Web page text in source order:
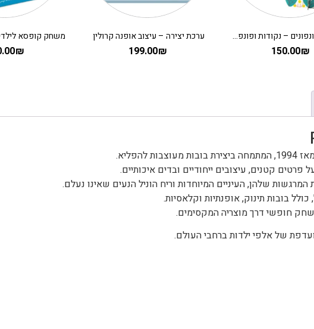
יצירה עם פונפונים – נקודות ופונפונים בדשא DJECO
150.00₪
ערכת יצירה – עיצוב אופנה קרולין
199.00₪
₪
קטנים, עיצובים ייחודיים ובדים איכותיים.
שלהן, העיניים המיוחדות וריח הוניל הנעים שאינו נעלם.
בובות תינוק, אופנתיות וקלאסיות.
חופשי דרך מוצריה המקסימים.
של אלפי ילדות ברחבי העולם.